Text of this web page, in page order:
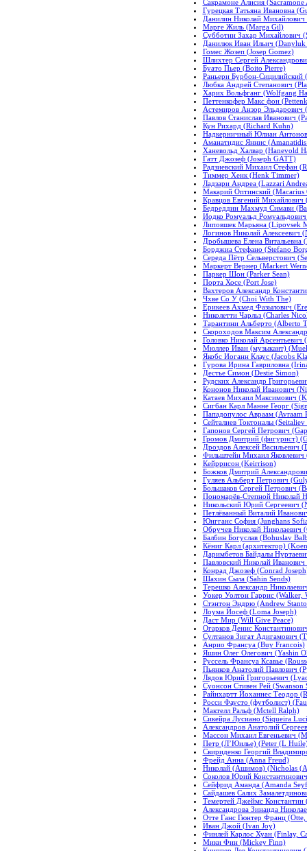
Сакрамоне Алисия (Sacramone
Гурецкая Татьяна Ивановна
Данилин Николай
Марге Жиль (Marga Gil)
Субботин Захар Михайлович
Данилюк Иван Ильич
Гомес Жозеп (Josep Gomez)
Шлихтер Сергей
Буато Пьер (Boito Pierre)
Раньери Бурбон-
Любка Андрей Степанович
Харих Вольфганг (Wolfgang
Петтенкофер Макс фон
Астемиров Анзор
Павлов Станислав Иванович
Кун Рихард (Richard Kuhn)
Надкерничный Юлиан
Аманатидис Яннис
Ханевольд Халвар (Hanevold
Гатт Джозеф (Joseph GATT)
Радзиевский Михаил Стефан
Тиммер Хенк (Henk Timmer)
Ладзари Андреа (Lazzari
Макарий Оптинский (Macarius
Кравцов Евгений Михайлович
Бедреддин Махмуд Симави
Иодко Ромуальд
Липовшек Марьяна (Lipovsek
Логинов Николай Алексеевич
Дробышева Елена Витальевна
Борджиа Стефано (Stefano
Середа Пётр Сельверстович
Маркерт Вернер (Markert
Паркер Шон (Parker Sean)
Порта Хосе (Port Jose)
Вахтеров Александр
Чхве Со У (Choi With The)
Ерикеев Ахмед Фазылович
Николетти Чарльз (Charles
Тарантини Альберто (Alberto
Скороходов Максим
Головко Николай
Мюллер Иван (музыкант)
Якобс Иоганн Клаус (Jacobs
Гурова Ирина Гавриловна
Дестье Симон (Destie Simon)
Рудских Александр
Кононов Николай Иванович
Катаев Михаил Максимович
Сигбан Карл Манне Георг
Пападопулос Авраам (Avraam
Сейталиев Токтоналы
Гапонов Сергей Петрович
Громов Дмитрий (фигурист)
Дроздов Алексей Васильевич
Фильштейн Михаил
Кейррисон (Keirrison)
Божков Дмитрий
Гуляев Альберт Петрович
Большаков Сергей Петрович
Пономарёв-Степной Николай
Никольский Юрий Сергеевич
Петлёванный Виталий
Юнгганс София (Junghans
Обручев Николай
Балбин Богуслав (Bohuslav
Кёниг Карл (архитектор)
Даримбетов Байдалы
Павловский Николай
Конрад Джозеф (Conrad
Шахин Сыла (Sahin Sends)
Терешко Александр
Уокер Уолтон Гаррис (Walker,
Стэнтон Эндрю (Andrew
Лоума Йосеф (Loma Joseph)
Даст Мир (Will Give Peace)
Огарков Денис
Султанов Зигат Адигамович
Анрио Франсуа (Buy Francois)
Яшин Олег Олегович (Yashin
Руссель Франсуа Ксавье
Пьянков Анатолий Павлович
Лядов Юрий Григорьевич
Суонсон Стивен Рей (Swanson
Райнхартт Йоханнес Теодор
Росси Фаусто (футболист)
Мактелл Ральф (Mctell Ralph)
Сикейра Лусиано (Siqueira
Александров Анатолий
Массон Михаил Евгеньевич
Петр (Л’Юилье) (Peter (L
Свириденко Георгий
Фрейд Анна (Anna Freud)
Николай (Ашимов) (Nicholas
Соколов Юрий
Сейфрид Аманда (Amanda
Сайдашев Салих
Темертей Джеймс Константин
Александрова Зинаида
Отте Ганс Гюнтер Франц
Иван Джой (Ivan Joy)
Финлей Карлос Хуан (Finlay,
Мики Фин (Mickey Finn)